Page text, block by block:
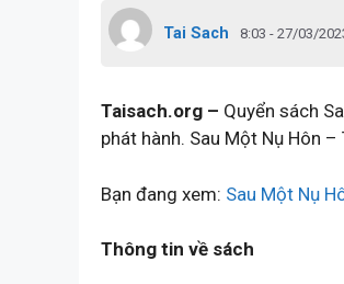
Tai Sach 8:03 - 27/03/
Taisach.org – Quyển sách
phát hành. Sau Một Nụ Hôn
Bạn đang xem: Sau Một Nụ
Thông tin về sách